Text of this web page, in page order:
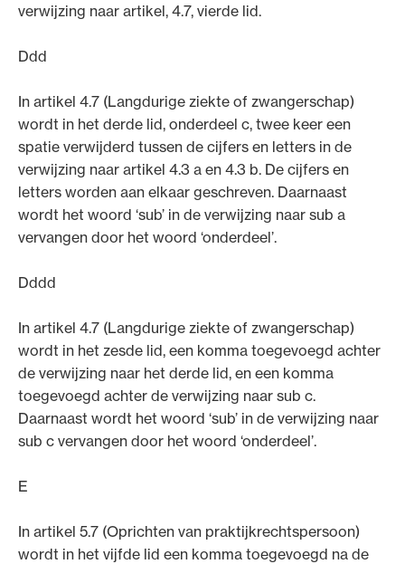
verwijzing naar artikel, 4.7, vierde lid.
Ddd
In artikel 4.7 (Langdurige ziekte of zwangerschap)
wordt in het derde lid, onderdeel c, twee keer een
spatie verwijderd tussen de cijfers en letters in de
verwijzing naar artikel 4.3 a en 4.3 b. De cijfers en
letters worden aan elkaar geschreven. Daarnaast
wordt het woord ‘sub’ in de verwijzing naar sub a
vervangen door het woord ‘onderdeel’.
Dddd
In artikel 4.7 (Langdurige ziekte of zwangerschap)
wordt in het zesde lid, een komma toegevoegd achter
de verwijzing naar het derde lid, en een komma
toegevoegd achter de verwijzing naar sub c.
Daarnaast wordt het woord ‘sub’ in de verwijzing naar
sub c vervangen door het woord ‘onderdeel’.
E
In artikel 5.7 (Oprichten van praktijkrechtspersoon)
wordt in het vijfde lid een komma toegevoegd na de